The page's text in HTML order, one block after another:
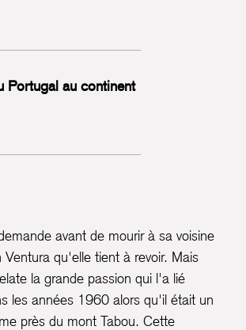
Portugal au continent
avant de mourir à sa voisine
qu'elle tient à revoir. Mais
la grande passion qui l'a lié
les années 1960 alors qu'il était un
près du mont Tabou. Cette